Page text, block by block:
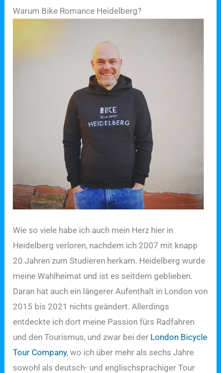
Warum Bike Romance Heidelberg?
Wie so viele habe ich auch mein Herz hier in
Heidelberg verloren, nachdem ich 2007 mit knapp
20 Jahren zum Studieren herkam. Heidelberg wurde
meine Wahlheimat und ist es seitdem geblieben.
Daran hat auch ein längerer Aufenthalt in London von
2015 bis 2021 nichts geändert. Allerdings
entdeckte ich dort meine Passion fürs Radfahren
und den Tourismus, und zwar bei der London Bicycle
Tour Company, wo ich über mehr als sechs Jahre
sowohl als deutsch- und englischsprachiger Tour